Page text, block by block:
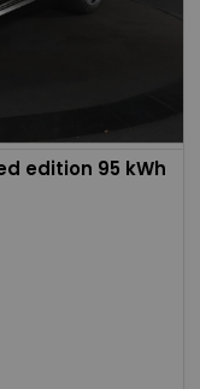
edition 95 kWh